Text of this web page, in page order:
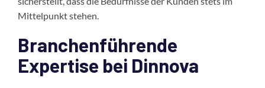
Mittelpunkt stehen.
Branchenführende
Expertise bei Dinnova